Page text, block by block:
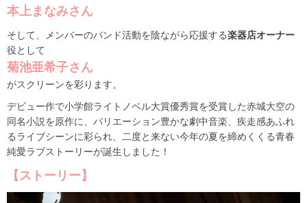
本上まなみさん
そして、メンバーのバンド活動を陰ながら応援する楽器店オーナー
役として
菊池亜希子さん
がスクリーンを彩ります。
デビュー作で小学館ライトノベル大賞優秀賞を受賞した赤城大空の
同名小説を原作に、バリエーション豊かな劇中音楽、疾走感あふれ
るライブシーンに彩られ、二度と来ない今年の夏を締めくくる青春
純愛ラブストーリーが誕生しました！
【ストーリー】